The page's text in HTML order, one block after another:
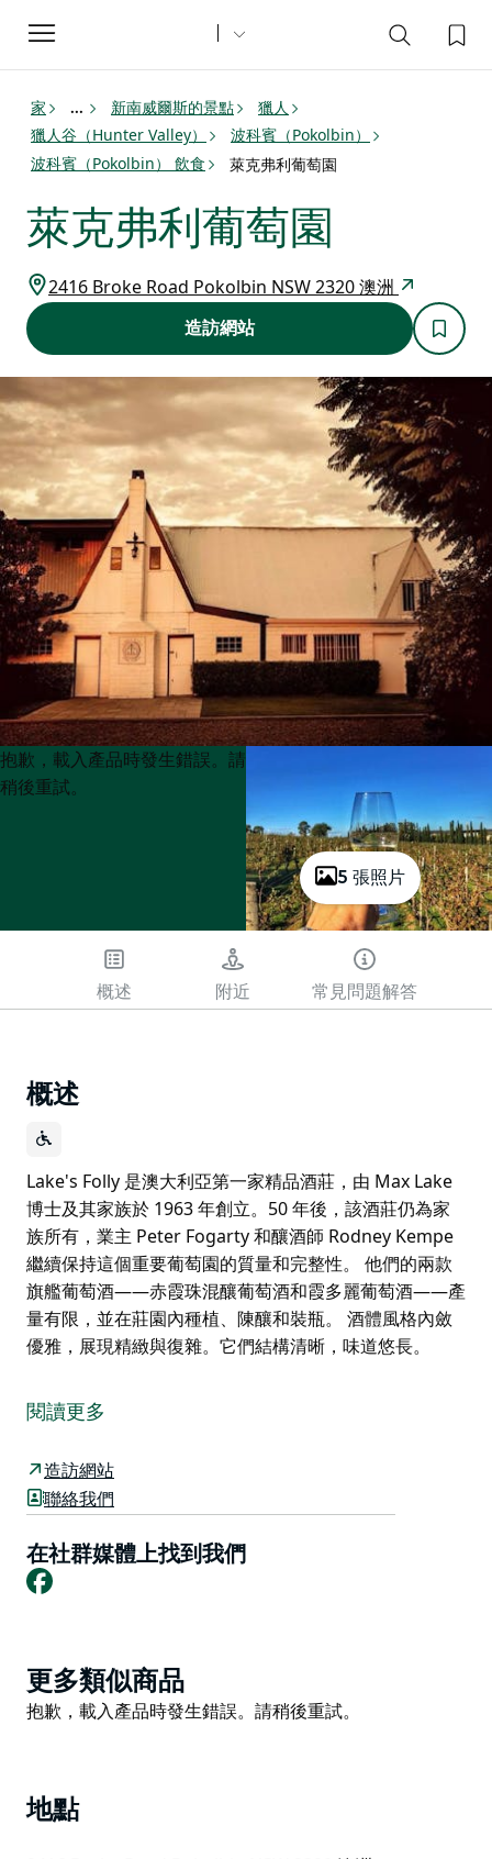
Toggle
navigation
家 ... 新南威爾斯的景點
獵人
獵人谷（Hunter Valley）
波科賓（Pokolbin）
波科賓（Pokolbin） 飲食
萊克弗利葡萄園
萊克弗利葡萄園
2416 Broke Road Pokolbin NSW 2320 澳洲
造訪網站
5 張照片
Product
List
Product
List
抱歉，載入產品時發生錯誤。請
稍後重試。
概述 附近 常見問題解答
概述
Lake's Folly 是澳大利亞第一家精品酒莊，由 Max Lake
博士及其家族於 1963 年創立。50 年後，該酒莊仍為家
族所有，業主 Peter Fogarty 和釀酒師 Rodney Kempe
繼續保持這個重要葡萄園的質量和完整性。 他們的兩款
旗艦葡萄酒——赤霞珠混釀葡萄酒和霞多麗葡萄酒——產
量有限，並在莊園內種植、陳釀和裝瓶。 酒體風格內斂
優雅，展現精緻與復雜。它們結構清晰，味道悠長。
博士及其家族於 1963 年創立。50 年後，該酒莊仍為家
族所有，業主 Peter Fogarty 和釀酒師 Rodney Kempe
繼續保持這個重要葡萄園的質量和完整性。
他們的兩款旗艦葡萄酒——赤霞珠混釀葡萄酒和霞多麗葡
萄酒——產量有限，並在莊園內種植、陳釀和裝瓶。
酒體風格內斂優雅，展現精緻與復雜。它們結構清晰，味
道悠長。
閱讀更多
造訪網站
聯絡我們
在社群媒體上找到我們
Facebook
Product
List
更多類似商品
Product
抱歉，載入產品時發生錯誤。請稍後重試。
地點